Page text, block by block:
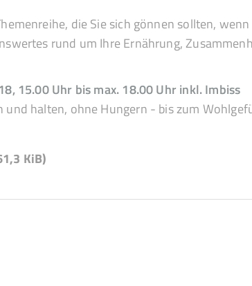
die Sie sich gönnen sollten,
rund um Ihre Ernährung,
15.00 Uhr bis max. 18.00 Uhr inkl. Imbiss
und halten, ohne Hungern - bis zum
KiB)